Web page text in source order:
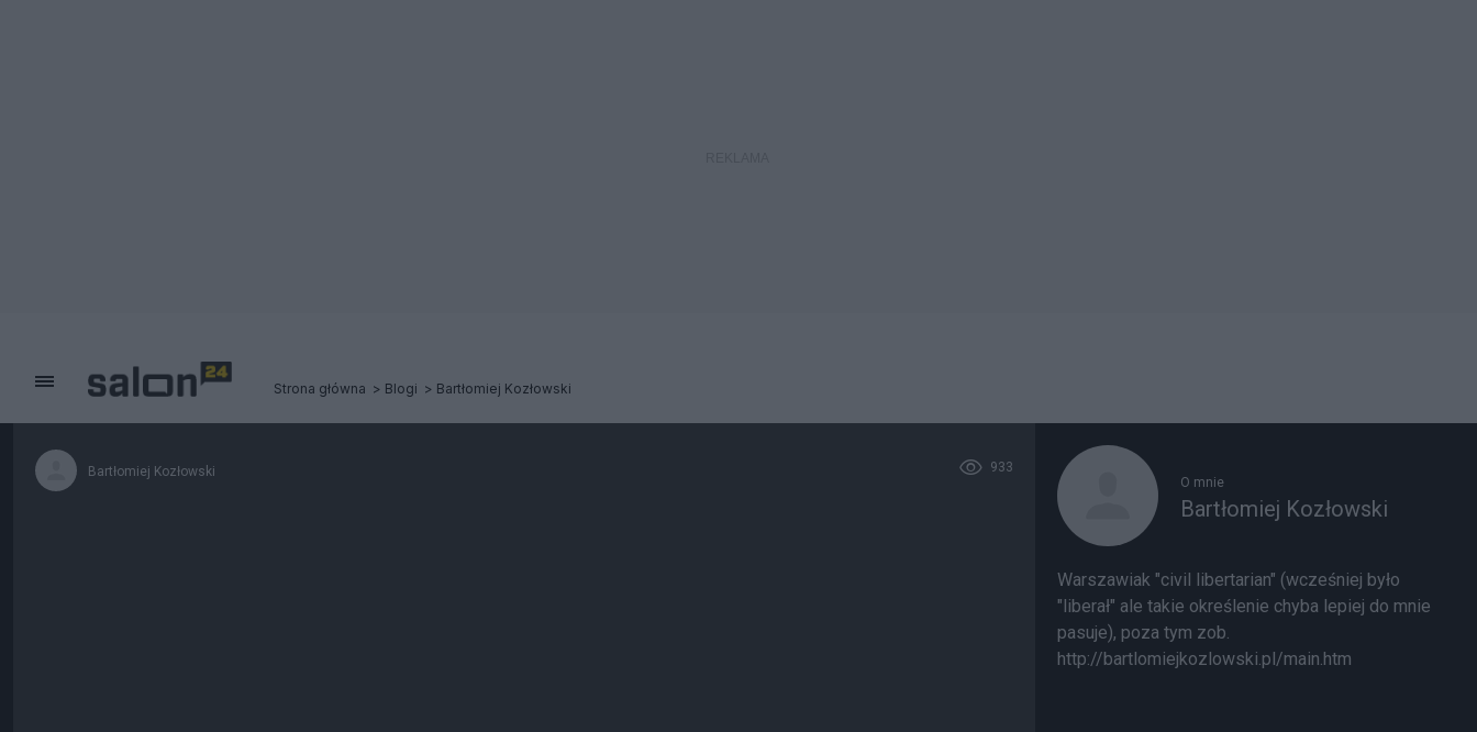
Strona główna Blogi Bartłomiej Kozłowski
Bartłomiej Kozłowski 933
O mnie
Bartłomiej Kozłowski
Warszawiak "civil libertarian" (wcześniej było
"liberał" ale takie określenie chyba lepiej do mnie
pasuje), poza tym zob.
http://bartlomiejkozlowski.pl/main.htm